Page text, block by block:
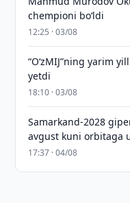
chempioni bo‘ldi
12:25 · 03/08
“O‘zMIJ”ning yarim
yetdi
18:10 · 03/08
Samarkand-2028
avgust kuni orbitaga
17:37 · 04/08